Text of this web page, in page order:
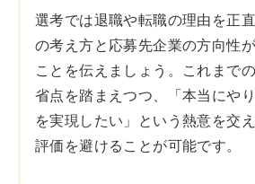
選考では退職や転職の理由を正
の考え方と応募先企業の方向性
ことを伝えましょう。これまで
省点を踏まえつつ、「本当にや
を実現したい」という熱意を交
評価を避けることが可能です。